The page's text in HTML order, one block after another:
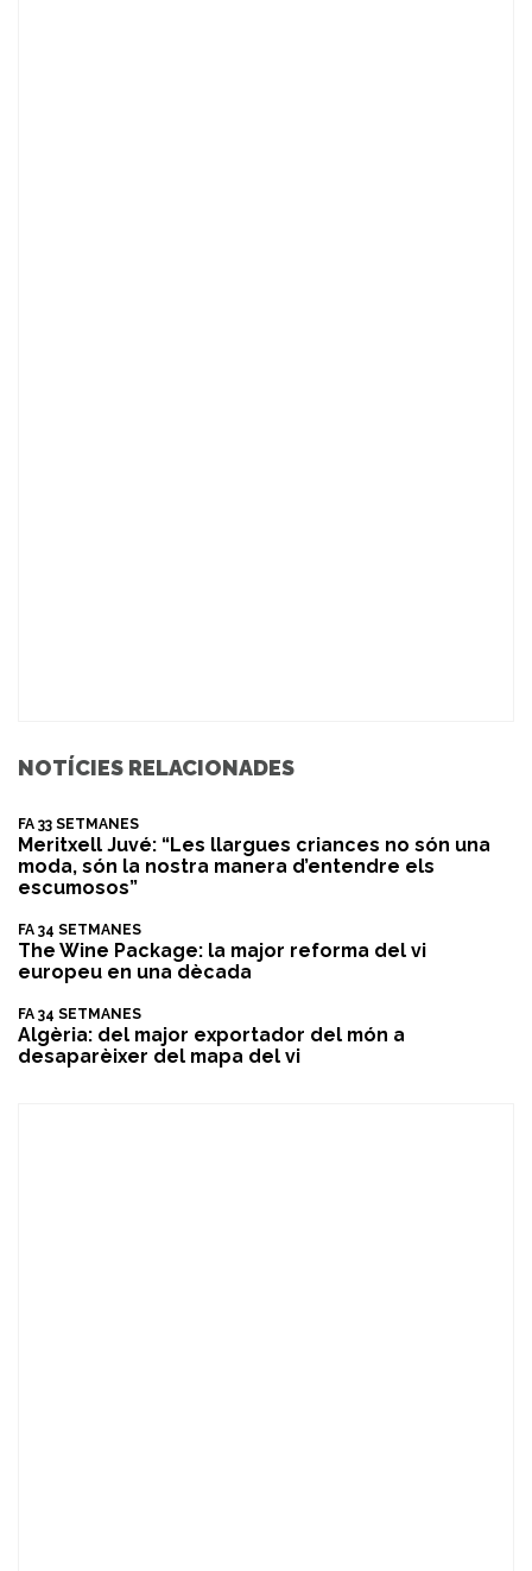
NOTÍCIES RELACIONADES
FA 33 SETMANES
Meritxell Juvé: “Les llargues criances no són una
moda, són la nostra manera d’entendre els
escumosos”
FA 34 SETMANES
The Wine Package: la major reforma del vi
europeu en una dècada
FA 34 SETMANES
Algèria: del major exportador del món a
desaparèixer del mapa del vi